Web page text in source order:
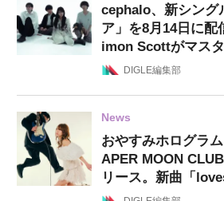
cephalo、新シング
ア」を8月14日に
imon Scottがマス
DIGLE編集部
News
おやすみホログラ
APER MOON
リース。新曲「